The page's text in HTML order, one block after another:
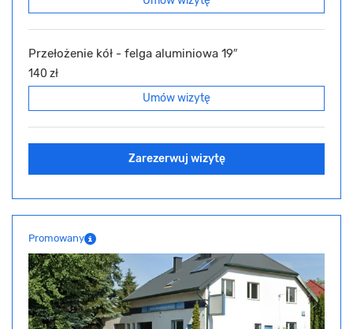
Przełożenie kół - felga aluminiowa 19″
140 zł
Umów wizytę
Zarezerwuj wizytę
Promowany